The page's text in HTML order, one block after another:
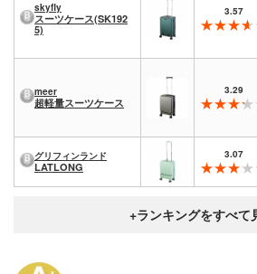
skyfly
スーツケース(SK192
5)
3.57
meer
超軽量スーツケース
3.29
グリフィンランド
LATLONG
3.07